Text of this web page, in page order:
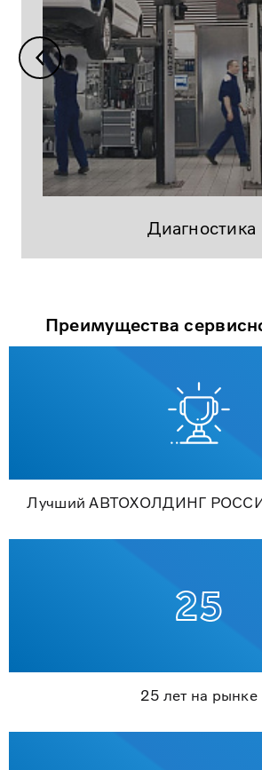
Диагностика
Преимущества
Лучший АВТОХОЛДИНГ
25 лет на рынке